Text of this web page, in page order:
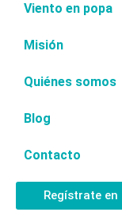
Viento en popa
Misión
Quiénes somos
Blog
Contacto
Regístrate en